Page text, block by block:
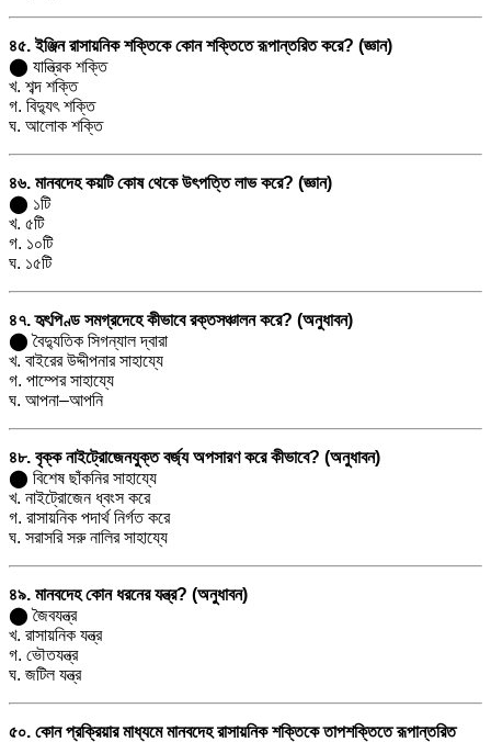
৪৫. ইঞ্জিন রাসায়নিক শক্তিকে কোন শক্তিতে রূপান্তরিত করে? (জ্ঞান)
⬤ যান্ত্রিক শক্তি
খ. শব্দ শক্তি
গ. বিদ্যুৎ শক্তি
ঘ. আলোক শক্তি
৪৬. মানবদেহ কয়টি কোষ থেকে উৎপত্তি লাভ করে? (জ্ঞান)
⬤ ১টি
খ. ৫টি
গ. ১০টি
ঘ. ১৫টি
৪৭. হৃৎপিণ্ড সমগ্রদেহে কীভাবে রক্তসঞ্চালন করে? (অনুধাবন)
⬤ বৈদ্যুতিক সিগন্যাল দ্বারা
খ. বাইরের উদ্দীপনার সাহায্যে
গ. পাম্পের সাহায্যে
ঘ. আপনা–আপনি
৪৮. বৃক্ক নাইট্রোজেনযুক্ত বর্জ্য অপসারণ করে কীভাবে? (অনুধাবন)
⬤ বিশেষ ছাঁকনির সাহায্যে
খ. নাইট্রোজেন ধ্বংস করে
গ. রাসায়নিক পদার্থ নির্গত করে
ঘ. সরাসরি সরু নালির সাহায্যে
৪৯. মানবদেহ কোন ধরনের যন্ত্র? (অনুধাবন)
⬤ জৈবযন্ত্র
খ. রাসায়নিক যন্ত্র
গ. ভৌতযন্ত্র
ঘ. জটিল যন্ত্র
৫০. কোন প্রক্রিয়ার মাধ্যমে মানবদেহ রাসায়নিক শক্তিকে তাপশক্তিতে রূপান্তরিত